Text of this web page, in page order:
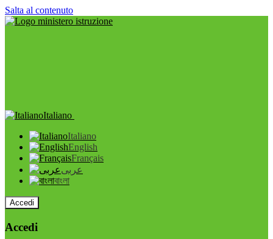
Salta al contenuto
Italiano
Italiano
English
Français
عربى
বাংলা
Accedi
Accedi